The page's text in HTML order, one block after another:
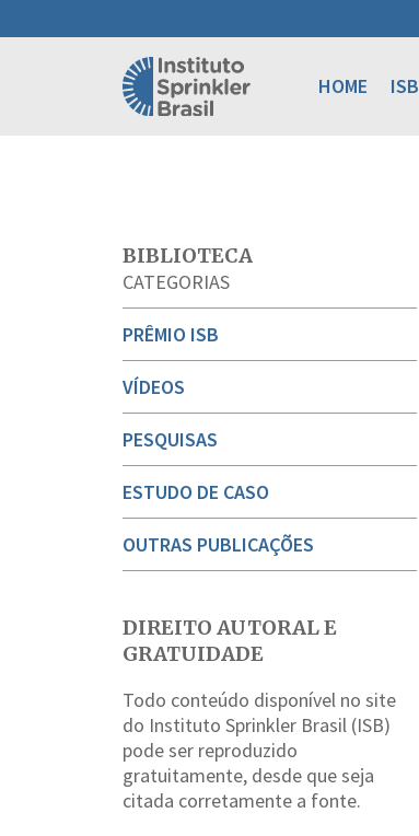
HOME ISB
BIBLIOTECA
CATEGORIAS
PRÊMIO ISB
VÍDEOS
PESQUISAS
ESTUDO DE CASO
OUTRAS PUBLICAÇÕES
DIREITO AUTORAL E
GRATUIDADE
Todo conteúdo disponível no site
do Instituto Sprinkler Brasil (ISB)
pode ser reproduzido
gratuitamente, desde que seja
citada corretamente a fonte.